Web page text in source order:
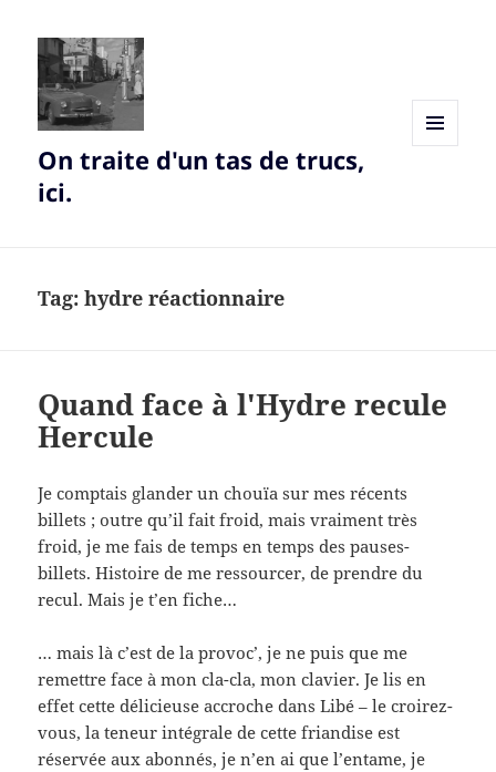
On traite d'un tas de trucs,
ici.
Tag:hydre réactionnaire
Quand face à l'Hydre recule
Hercule
Je comptais glander un chouïa sur mes récents
billets ; outre qu’il fait froid, mais vraiment très
froid, je me fais de temps en temps des pauses-
billets. Histoire de me ressourcer, de prendre du
recul. Mais je t’en fiche…
… mais là c’est de la provoc’, je ne puis que me
remettre face à mon cla-cla, mon clavier. Je lis en
effet cette délicieuse accroche dans Libé – le croirez-
vous, la teneur intégrale de cette friandise est
réservée aux abonnés, je n’en ai que l’entame, je